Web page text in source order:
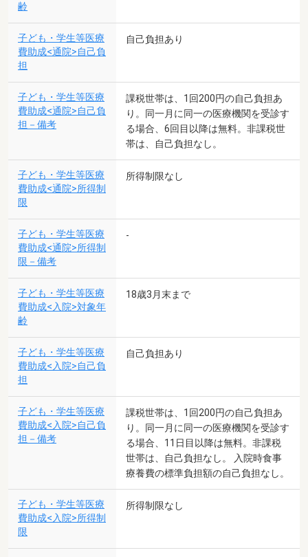
齢
子ども・学生等医療
費助成<通院>自己負
担
自己負担あり
子ども・学生等医療
費助成<通院>自己負
担－備考
課税世帯は、1回200円の自己負担あ
り。同一月に同一の医療機関を受診す
る場合、6回目以降は無料。非課税世
帯は、自己負担なし。
子ども・学生等医療
費助成<通院>所得制
限
所得制限なし
子ども・学生等医療
費助成<通院>所得制
限－備考
-
子ども・学生等医療
費助成<入院>対象年
齢
18歳3月末まで
子ども・学生等医療
費助成<入院>自己負
担
自己負担あり
子ども・学生等医療
費助成<入院>自己負
担－備考
課税世帯は、1回200円の自己負担あ
り。同一月に同一の医療機関を受診す
る場合、11日目以降は無料。非課税
世帯は、自己負担なし。 入院時食事
療養費の標準負担額の自己負担なし。
子ども・学生等医療
費助成<入院>所得制
限
所得制限なし